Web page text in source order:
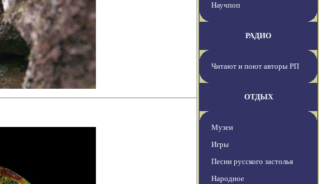
Научпоп
РАДИО
Читают и поют авторы РП
ОТДЫХ
Музеи
Игры
Песни русского застолья
Народное